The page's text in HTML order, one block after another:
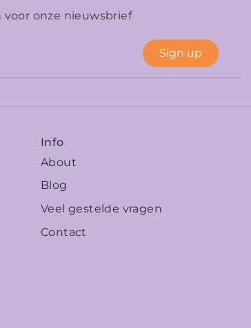
voor onze nieuwsbrief
Sign up
Info
About
Blog
Veel gestelde vragen
Contact